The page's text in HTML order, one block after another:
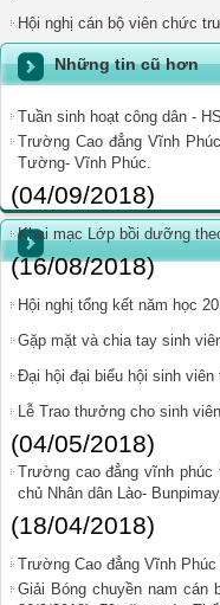
Hội nghị cán bộ viên chức
Những tin cũ hơn
Tuần sinh hoạt công dân -
Trường Cao đẳng Vĩnh
Tường- Vĩnh Phúc.
(04/09/2018)
Khai mạc Lớp bồi dưỡng
(16/08/2018)
Hội nghị tổng kết năm học
Gặp mặt và chia tay sinh
Đại hội đại biểu hội sinh
Lễ Trao thưởng cho sinh
(04/05/2018)
Trường cao đẳng vĩnh
chủ Nhân dân Lào-
(18/04/2018)
Trường Cao đẳng Vĩnh
Giải Bóng chuyền nam cán